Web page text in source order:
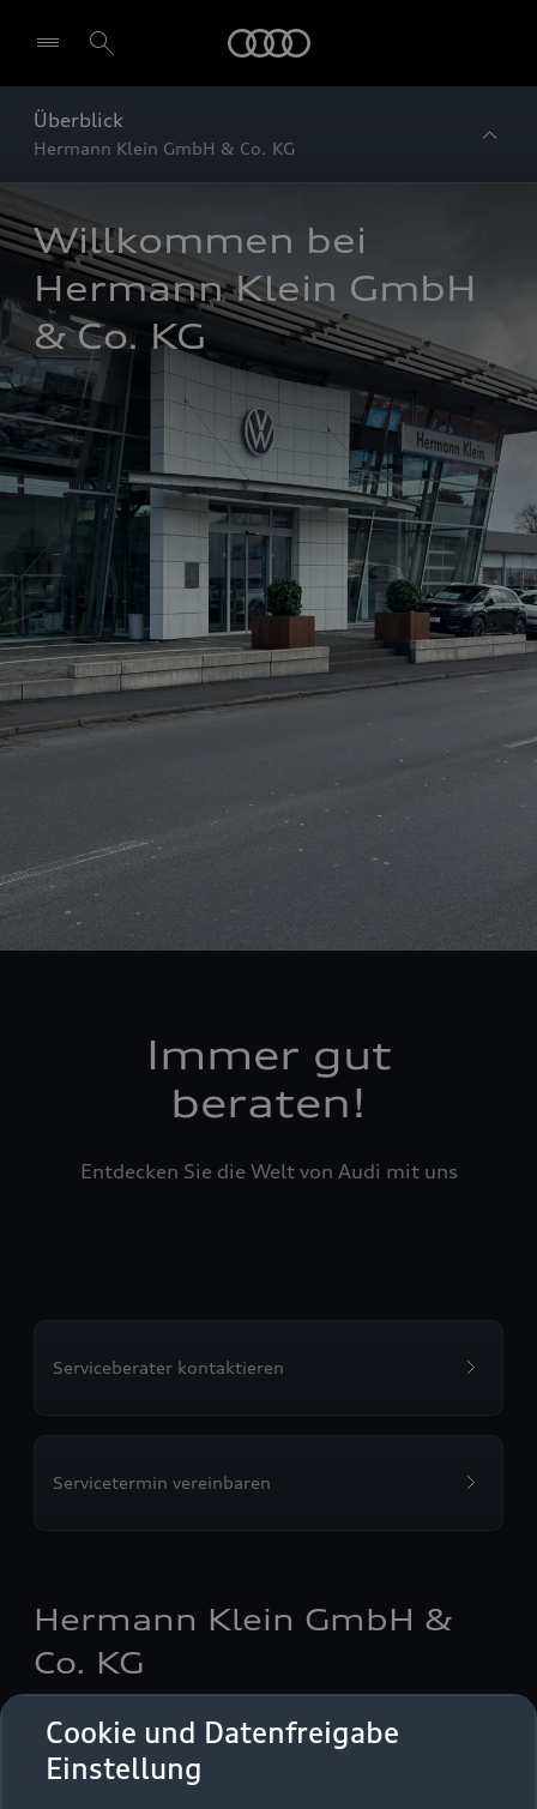
Cookie und Datenfreigabe
Einstellung
Überblick
Hermann Klein GmbH & Co. KG
Willkommen bei
Hermann Klein GmbH
& Co. KG
Immer gut
beraten!
Entdecken Sie die Welt von Audi mit uns
Serviceberater kontaktieren
Servicetermin vereinbaren
Hermann Klein GmbH &
Co. KG